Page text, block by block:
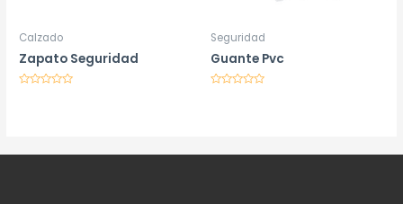
Calzado
Zapato Seguridad
Seguridad
Guante Pvc